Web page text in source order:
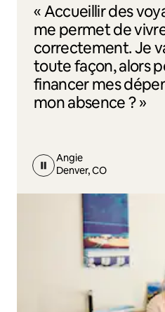
« Accueillir des
me permet de
correctement. Je
toute façon, alors
financer mes
mon absence ? »
Angie
Denver, CO